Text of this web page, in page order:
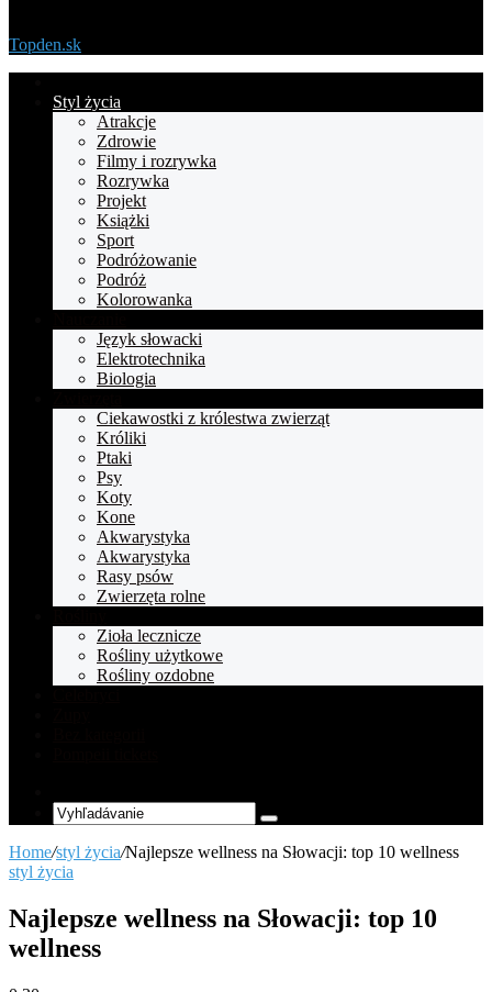
Topden.sk
główna
Styl życia
Atrakcje
Zdrowie
Filmy i rozrywka
Rozrywka
Projekt
Książki
Sport
Podróżowanie
Podróż
Kolorowanka
Język słowacki
Elektrotechnika
Biologia
Ciekawostki z królestwa zwierząt
Króliki
Ptaki
Psy
Koty
Kone
Akwarystyka
Akwarystyka
Rasy psów
Zwierzęta rolne
Zioła lecznicze
Rośliny użytkowe
Rośliny ozdobne
Article
Vyhľadávanie
Home/styl życia/Najlepsze wellness na Słowacji: top 10 wellness
styl życia
Najlepsze wellness na Słowacji: top 10
wellness